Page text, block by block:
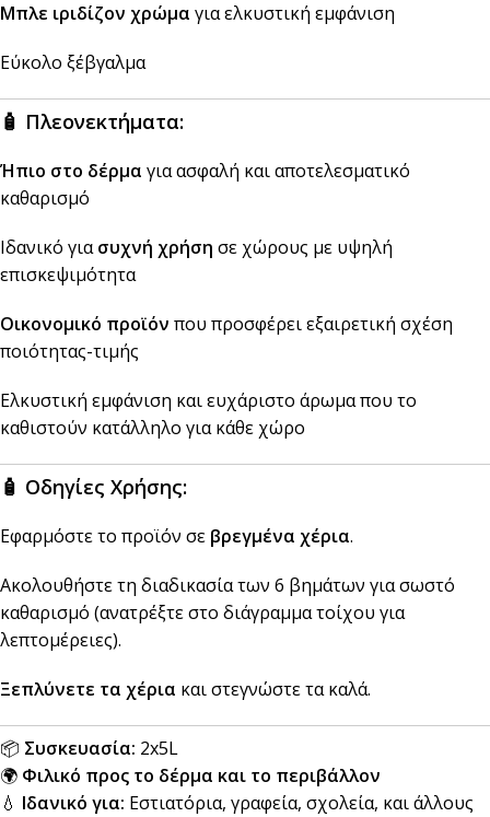
Μπλε ιριδίζον χρώμα για ελκυστική εμφάνιση
Εύκολο ξέβγαλμα
🧴 Πλεονεκτήματα:
Ήπιο στο δέρμα για ασφαλή και αποτελεσματικό
καθαρισμό
Ιδανικό γιασυχνή χρήση σε χώρους με υψηλή
επισκεψιμότητα
Οικονομικό προϊόν που προσφέρει εξαιρετική σχέση
ποιότητας-τιμής
Ελκυστική εμφάνιση και ευχάριστο άρωμα που το
καθιστούν κατάλληλο για κάθε χώρο
🧴 Οδηγίες Χρήσης:
Εφαρμόστε το προϊόν σε βρεγμένα χέρια.
Ακολουθήστε τη διαδικασία των 6 βημάτων για σωστό
καθαρισμό (ανατρέξτε στο διάγραμμα τοίχου για
λεπτομέρειες).
Ξεπλύνετε τα χέρια και στεγνώστε τα καλά.
📦 Συσκευασία: 2x5L
🌍 Φιλικό προς το δέρμα και το περιβάλλον
💧 Ιδανικό για: Εστιατόρια, γραφεία, σχολεία, και άλλους